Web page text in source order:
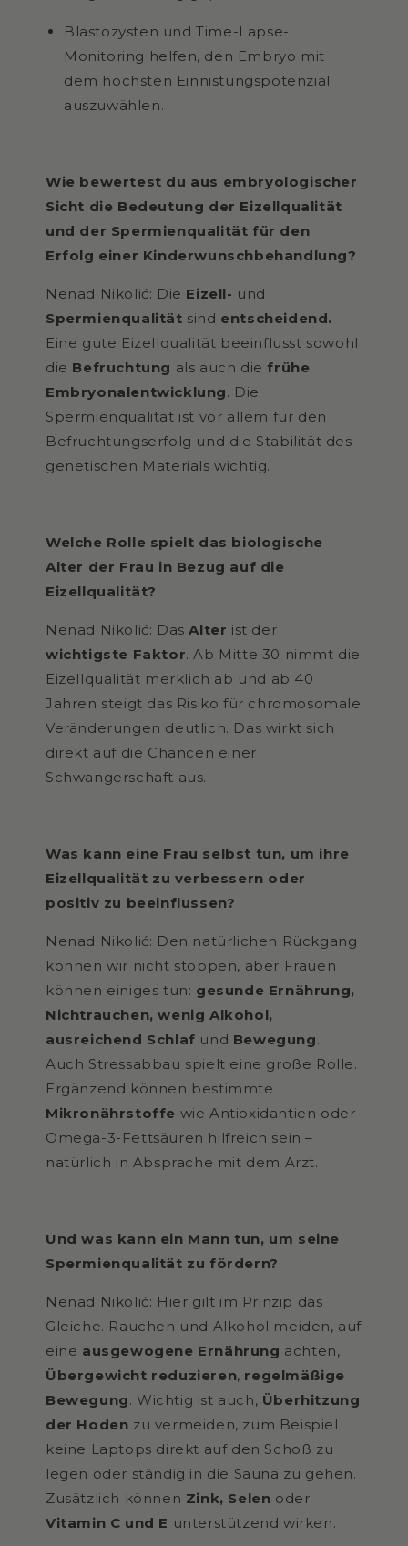
Blastozysten und Time-Lapse-
Monitoring helfen, den Embryo mit
dem höchsten Einnistungspotenzial
auszuwählen.
Wie bewertest du aus embryologischer
Sicht die Bedeutung der Eizellqualität
und der Spermienqualität für den
Erfolg einer Kinderwunschbehandlung?
Nenad Nikolić: Die Eizell- und
Spermienqualität sind entscheidend.
Eine gute Eizellqualität beeinflusst sowohl
die Befruchtung als auch die frühe
Embryonalentwicklung. Die
Spermienqualität ist vor allem für den
Befruchtungserfolg und die Stabilität des
genetischen Materials wichtig.
Welche Rolle spielt das biologische
Alter der Frau in Bezug auf die
Eizellqualität?
Nenad Nikolić: DasAlter ist der
wichtigste Faktor. Ab Mitte 30 nimmt die
Eizellqualität merklich ab und ab 40
Jahren steigt das Risiko für chromosomale
Veränderungen deutlich. Das wirkt sich
direkt auf die Chancen einer
Schwangerschaft aus.
Was kann eine Frau selbst tun, um ihre
Eizellqualität zu verbessern oder
positiv zu beeinflussen?
Nenad Nikolić: Den natürlichen Rückgang
können wir nicht stoppen, aber Frauen
können einiges tun: gesunde Ernährung,
Nichtrauchen, wenig Alkohol,
ausreichend Schlaf und Bewegung.
Auch Stressabbau spielt eine große Rolle.
Ergänzend können bestimmte
Mikronährstoffe wie Antioxidantien oder
Omega-3-Fettsäuren hilfreich sein –
natürlich in Absprache mit dem Arzt.
Und was kann ein Mann tun, um seine
Spermienqualität zu fördern?
Nenad Nikolić: Hier gilt im Prinzip das
Gleiche. Rauchen und Alkohol meiden, auf
eine ausgewogene Ernährung achten,
Übergewicht reduzieren, regelmäßige
Bewegung. Wichtig ist auch, Überhitzung
der Hoden zu vermeiden, zum Beispiel
keine Laptops direkt auf den Schoß zu
legen oder ständig in die Sauna zu gehen.
Zusätzlich können Zink, Selen oder
Vitamin C und E unterstützend wirken.